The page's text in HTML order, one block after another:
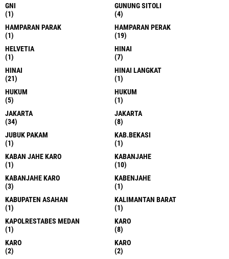
GNI
(1)
GUNUNG SITOLI
(4)
HAMPARAN PARAK
(1)
HAMPARAN PERAK
(19)
HELVETIA
(1)
HINAI
(7)
HINAI
(21)
HINAI LANGKAT
(1)
HUKUM
(5)
HUKUM
(1)
JAKARTA
(34)
JAKARTA
(8)
JUBUK PAKAM
(1)
KAB.BEKASI
(1)
KABAN JAHE KARO
(1)
KABANJAHE
(10)
KABANJAHE KARO
(3)
KABENJAHE
(1)
KABUPATEN ASAHAN
(1)
KALIMANTAN BARAT
(1)
KAPOLRESTABES MEDAN
(1)
KARO
(8)
KARO
(2)
KARO
(2)